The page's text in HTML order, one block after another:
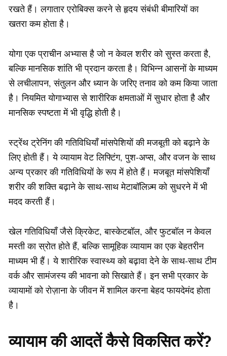
रखते हैं। लगातार एरोबिक्स करने से हृदय संबंधी बीमारियों का
खतरा कम होता है।
योगा एक प्राचीन अभ्यास है जो न केवल शरीर को सुस्त करता है,
बल्कि मानसिक शांति भी प्रदान करता है। विभिन्न आसनों के माध्यम
से लचीलापन, संतुलन और ध्यान के जरिए तनाव को कम किया जाता
है। नियमित योगाभ्यास से शारीरिक क्षमताओं में सुधार होता है और
मानसिक स्पष्टता में भी वृद्धि होती है।
स्ट्रेंथ ट्रेनिंग की गतिविधियाँ मांसपेशियों की मजबूती को बढ़ाने के
लिए होती हैं। ये व्यायाम वेट लिफ्टिंग, पुश-अप्स, और वजन के साथ
अन्य प्रकार की गतिविधियों के रूप में होते हैं। मजबूत मांसपेशियाँ
शरीर की शक्ति बढ़ाने के साथ-साथ मेटाबॉलिज़्म को सुधरने में भी
मदद करती हैं।
खेल गतिविधियाँ जैसे क्रिकेट, बास्केटबॉल, और फुटबॉल न केवल
मस्ती का स्रोत होते हैं, बल्कि सामूहिक व्यायाम का एक बेहतरीन
माध्यम भी हैं। ये शारीरिक स्वास्थ्य को बढ़ावा देने के साथ-साथ टीम
वर्क और सामंजस्य की भावना को सिखाते हैं। इन सभी प्रकार के
व्यायामों को रोज़ाना के जीवन में शामिल करना बेहद फायदेमंद होता
है।
व्यायाम की आदतें कैसे विकसित करें?